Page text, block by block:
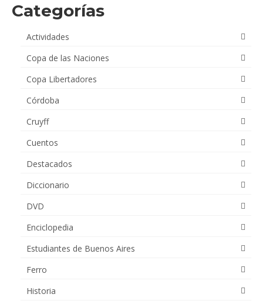
Categorías
Actividades
Copa de las Naciones
Copa Libertadores
Córdoba
Cruyff
Cuentos
Destacados
Diccionario
DVD
Enciclopedia
Estudiantes de Buenos Aires
Ferro
Historia